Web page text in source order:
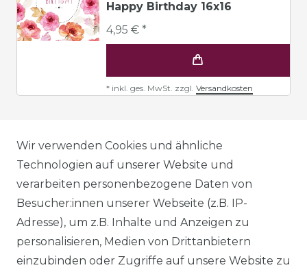
Happy Birthday 16x16
4,95 € *
* inkl. ges. MwSt. zzgl. Versandkosten
AGB
DATENSCHUTZERKLÄRUNG
WIDERRUFSRECHT
Wir verwenden Cookies und ähnliche
Technologien auf unserer Website und
verarbeiten personenbezogene Daten von
Besucher:innen unserer Webseite (z.B. IP-
Adresse), um z.B. Inhalte und Anzeigen zu
personalisieren, Medien von Drittanbietern
einzubinden oder Zugriffe auf unsere Website zu